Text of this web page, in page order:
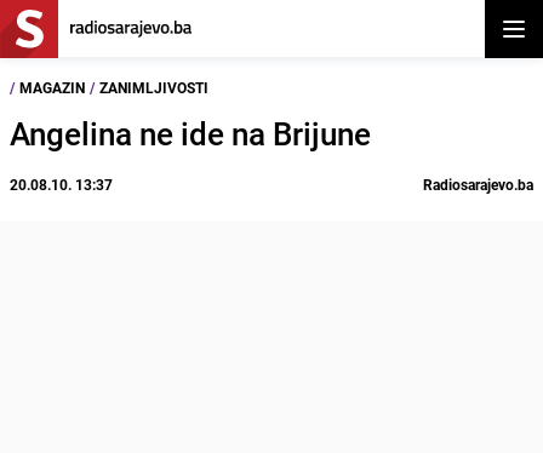
/ MAGAZIN / ZANIMLJIVOSTI
Angelina ne ide na Brijune
20.08.10. 13:37 Radiosarajevo.ba